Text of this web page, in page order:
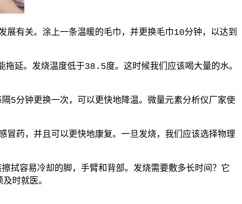
有关。涂上一条温暖的毛巾，并更换毛巾10分钟，以达到
延。发烧温度低于38.5度。这时候我们应该喝大量的水。
分钟更换一次，可以更快地降温。 微量元素分析仪厂家使
药，并且可以更快地康复。一旦发烧，我们应该选择物理
拭容易冷却的脚，手臂和背部。发烧需要敷多长时间？它
时就医。